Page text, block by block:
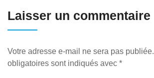
Laisser un commentaire
Votre adresse e-mail ne sera pas publiée.
obligatoires sont indiqués avec *